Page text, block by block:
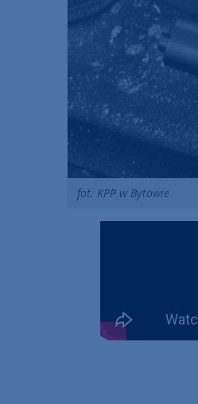
fot. KPP w Bytowie